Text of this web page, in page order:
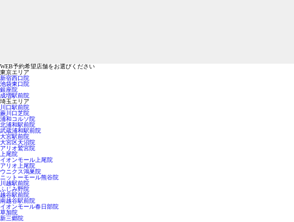
WEB予約希望店舗をお選びください
東京エリア
新宿西口院
池袋東口院
銀座院
成増駅前院
埼玉エリア
川口駅前院
蕨川口芝院
浦和コルソ院
北浦和駅前院
武蔵浦和駅前院
大宮駅前院
大宮区天沼院
アリオ鷲宮院
上尾院
イオンモール上尾院
アリオ上尾院
ウニクス鴻巣院
ニットーモール熊谷院
川越駅前院
ふじみ野院
越谷駅前院
南越谷駅前院
イオンモール春日部院
草加院
新三郷院